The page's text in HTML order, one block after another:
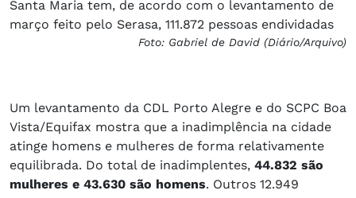
Santa Maria tem, de acordo com o levantamento de
março feito pelo Serasa, 111.872 pessoas endividadas
Foto: Gabriel de David (Diário/Arquivo)
Um levantamento da CDL Porto Alegre e do SCPC Boa
Vista/Equifax mostra que a inadimplência na cidade
atinge homens e mulheres de forma relativamente
equilibrada. Do total de inadimplentes, 44.832 são
mulheres e 43.630 são homens. Outros 12.949